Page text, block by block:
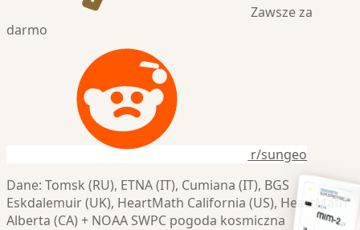
Zawsze za
darmo
r/sungeo
Dane: Tomsk (RU), ETNA (IT), Cumiana (IT), BGS
Eskdalemuir (UK), HeartMath California (US), HeartMath
Alberta (CA) + NOAA SWPC pogoda kosmiczna